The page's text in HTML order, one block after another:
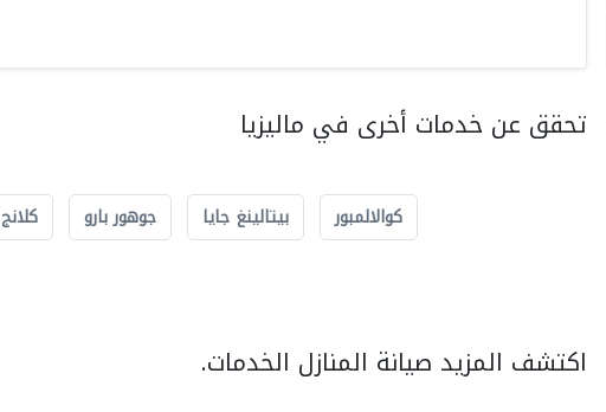
تحقق عن خدمات أخرى في ماليزيا
كوالالمبور بيتالينغ جايا جوهور بارو كلانج
اكتشف المزيد صيانة المنازل الخدمات.